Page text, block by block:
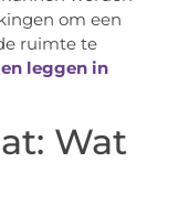
om een
ruimte te
leggen in
Wat